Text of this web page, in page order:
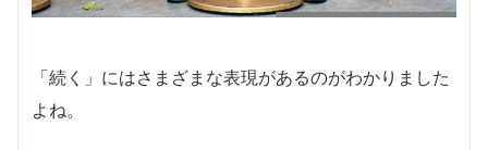
「続く」にはさまざまな表現があるのがわかりました
よね。